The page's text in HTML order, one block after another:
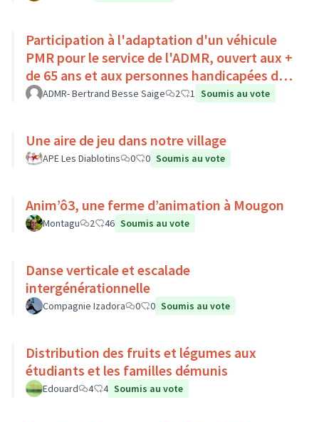
Participation à l'adaptation d'un véhicule
PMR pour le service de l'ADMR, ouvert aux +
de 65 ans et aux personnes handicapées du
Pays Loire-Touraine.
ADMR- Bertrand Besse Saige 2 1 Soumis au vote
Une aire de jeu dans notre village
APE Les Diablotins 0 0 Soumis au vote
Anim’ô3, une ferme d’animation à Mougon
Montagu 2 46 Soumis au vote
Danse verticale et escalade
intergénérationnelle
Compagnie Izadora 0 0 Soumis au vote
Distribution des fruits et légumes aux
étudiants et les familles démunis
Edouard 4 4 Soumis au vote